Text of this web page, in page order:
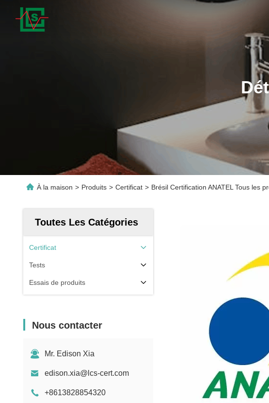
À la maison > Produits > Certificat > Brésil Certification ANATEL Tous les
Toutes Les Catégories
Certificat
Tests
Essais de produits
Nous contacter
Mr. Edison Xia
edison.xia@lcs-cert.com
+8613828854320